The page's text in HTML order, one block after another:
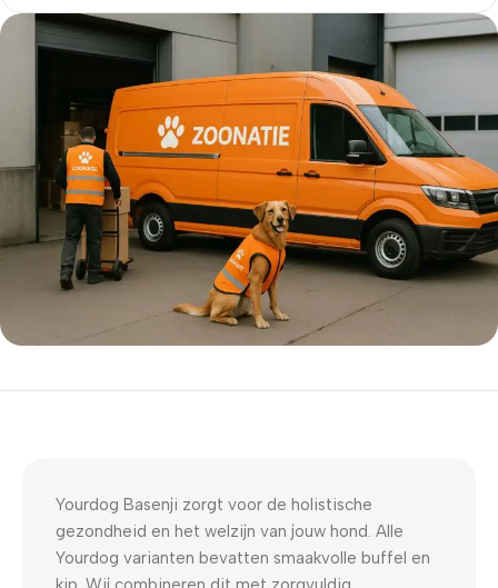
5% korting met code
Yourdog Basenji zorgt voor de holistische
gezondheid en het welzijn van jouw hond. Alle
Yourdog varianten bevatten smaakvolle buffel en